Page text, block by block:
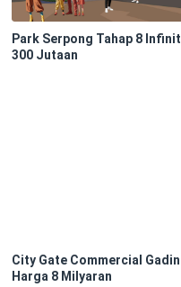
Park Serpong Tahap 8
300 Jutaan
City Gate Commercial
Harga 8 Milyaran